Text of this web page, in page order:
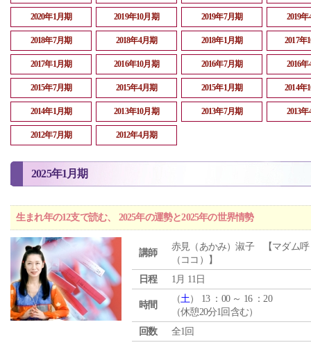
2020年1月期 2019年10月期 2019年7月期 2019
2018年7月期 2018年4月期 2018年1月期 2017年
2017年1月期 2016年10月期 2016年7月期 2016
2015年7月期 2015年4月期 2015年1月期 2014年
2014年1月期 2013年10月期 2013年7月期 2013
2012年7月期 2012年4月期
2025年1月期
生まれ年の12支で読む、 2025年の運勢と2025年の世界情勢
講師
赤見（あかみ）淑子 【マダム呼
（ココ）】
日程
1月 11日
時間
（土） 13 ：00 ～ 16 ：20
（休憩20分1回含む）
回数
全1回